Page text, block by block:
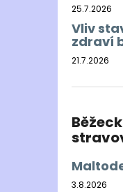
25.7.2026
Vliv
zdraví
21.7.2026
3.8.2026